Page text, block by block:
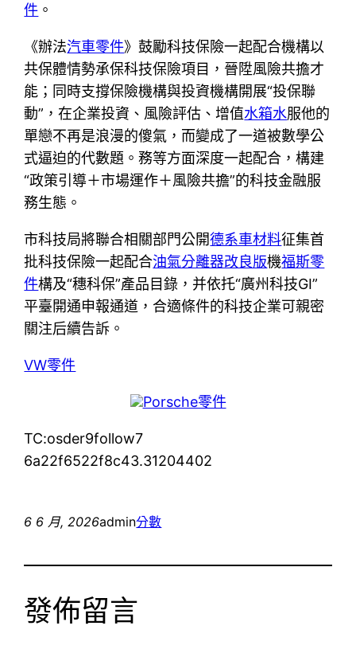
件 。
《辦法汽車零件》鼓勵科技保險一起配合機構以
共保體情勢承保科技保險項目，晉陞風險共擔才
能；同時支撐保險機構與投資機構開展“投保聯
動”，在企業投資、風險評估、增值水箱水服他的
單戀不再是浪漫的傻氣，而變成了一道被數學公
式逼迫的代數題。務等方面深度一起配合，構建
“政策引導＋市場運作＋風險共擔”的科技金融服
務生態。
市科技局將聯合相關部門公開德系車材料征集首
批科技保險一起配合油氣分離器改良版機福斯零
件構及“穗科保”產品目錄，并依托“廣州科技GI”
平臺開通申報通道，合適條件的科技企業可親密
關注后續告訴。
VW零件
Porsche零件
TC:osder9follow7
6a22f6522f8c43.31204402
6 6 月, 2026admin分數
發佈留言